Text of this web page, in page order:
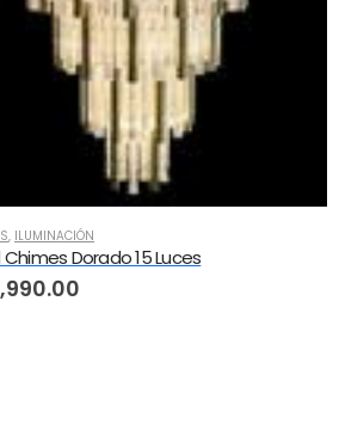
, ILUMINACIÓN
Dorado 15 Luces